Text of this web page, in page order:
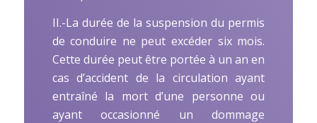
II.-La durée de la suspension du permis
de conduire ne peut excéder six mois.
Cette durée peut être portée à un an en
cas d’accident de la circulation ayant
entraîné la mort d’une personne ou
ayant occasionné un dommage